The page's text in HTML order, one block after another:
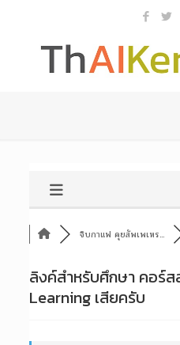
จิบกาแฟ คุยสัพเพเหร...
ลิงค์สำหรับศึกษา คอร์
Learning เสียครับ